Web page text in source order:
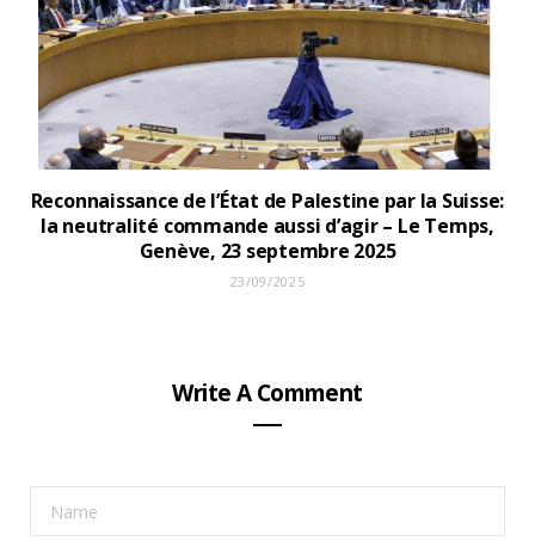
Reconnaissance de l’État de Palestine par la Suisse:
la neutralité commande aussi d’agir – Le Temps,
Genève, 23 septembre 2025
23/09/2025
Write A Comment